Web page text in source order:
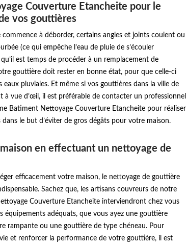
Couverture Etancheite pour le
vos gouttières
à déborder, certains angles et joints coulent ou
(ce qui empêche l’eau de pluie de s’écouler
est temps de procéder à un remplacement de
gouttière doit rester en bonne état, pour que celle-ci
eaux pluviales. Et même si vos gouttières dans la ville de
à vue d’œil, il est préférable de contacter un professionnel
Batiment Nettoyage Couverture Etancheite pour réaliser
le but d’éviter de gros dégâts pour votre maison.
en effectuant un nettoyage de
efficacement votre maison, le nettoyage de gouttière
Sachez que, les artisans couvreurs de notre
Couverture Etancheite interviendront chez vous
équipements adéquats, que vous ayez une gouttière
rampante ou une gouttière de type chéneau. Pour
et renforcer la performance de votre gouttière, il est